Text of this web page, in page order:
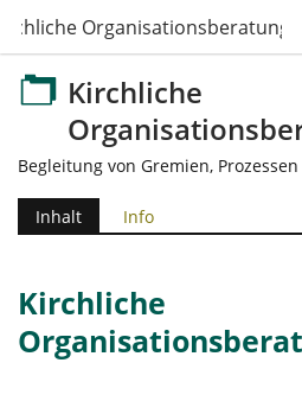
Organisationsberatung
Kirchliche
Begleitung von Gremien,
Inhalt Info
Kirchliche